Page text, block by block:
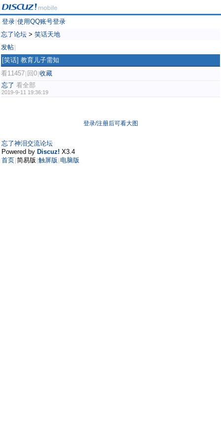
登录 使用QQ账号登录
忘了论坛 > 笑话天地
发帖
[笑话] 教育儿子需知
看11457 回0 收藏
忘了 看全部
2019-9-11 19:36:19
登录/注册后可看大图
忘了神泪交流论坛
Powered by Discuz! X3.4
首页 简易版 触屏版 电脑版